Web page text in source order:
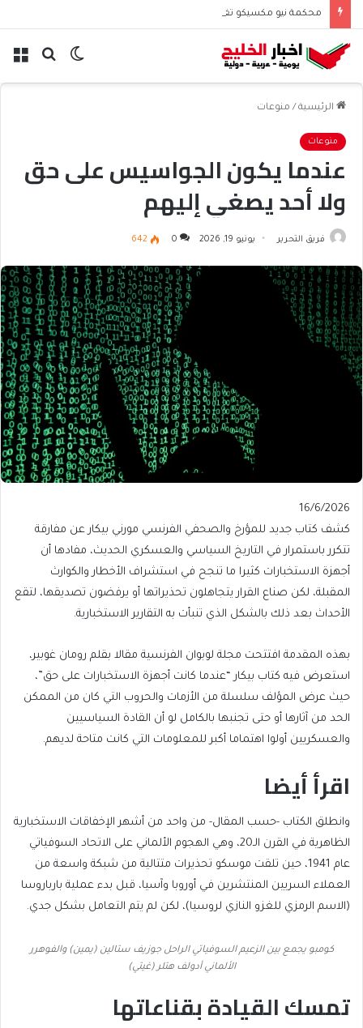
محكمة نيو مكسيكو تغرم ميتا نصف مليار دولار بسبب الأطفال
بحث الوضع
الرئيسية / منوعات
منوعات
عندما يكون الجواسيس على حق
ولا أحد يصغي إليهم
فريق التحرير يونيو 19, 2026 0
642
Published
On
16/6/2026
16/6/2026
كشف كتاب جديد للمؤرخ والصحفي الفرنسي مورني بيكار عن مفارقة
تتكرر باستمرار في التاريخ السياسي والعسكري الحديث، مفادها أن
أجهزة الاستخبارات كثيرا ما تنجح في استشراف الأخطار والكوارث
المقبلة، لكن صناع القرار يتجاهلون تحذيراتها أو يرفضون تصديقها، لتقع
الأحداث بعد ذلك بالشكل الذي تنبأت به التقارير الاستخبارية.
بهذه المقدمة افتتحت مجلة لوبوان الفرنسية مقالا بقلم رومان غوبير،
استعرض فيه كتاب بيكار “عندما كانت أجهزة الاستخبارات على حق”،
حيث عرض المؤلف سلسلة من الأزمات والحروب التي كان من الممكن
الحد من آثارها أو حتى تجنبها بالكامل لو أن القادة السياسيين
والعسكريين أولوا اهتماما أكبر للمعلومات التي كانت متاحة لديهم.
اقرأ أيضا
list
of
2
items
end
of
list
وانطلق الكتاب -حسب المقال- من واحد من أشهر الإخفاقات الاستخبارية
الظاهرية في القرن الـ20، وهي الهجوم الألماني على الاتحاد السوفياتي
عام 1941، حين تلقت موسكو تحذيرات متتالية من شبكة واسعة من
العملاء السريين المنتشرين في أوروبا وآسيا، قبل بدء عملية بارباروسا
(الاسم الرمزي للغزو النازي لروسيا)، لكن لم يتم التعامل بشكل جدي.
كومبو يجمع بين الزعيم السوفياتي الراحل جوزيف ستالين (يمين) والفوهرر
الألماني أدولف هتلر (غيتي)
تمسك القيادة بقناعاتها